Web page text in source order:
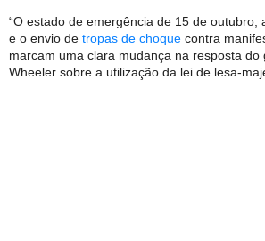
“O estado de emergência de 15 de outubro,
e o envio de tropas de choque contra
marcam uma clara mudança na resposta do
Wheeler sobre a utilização da lei de lesa-